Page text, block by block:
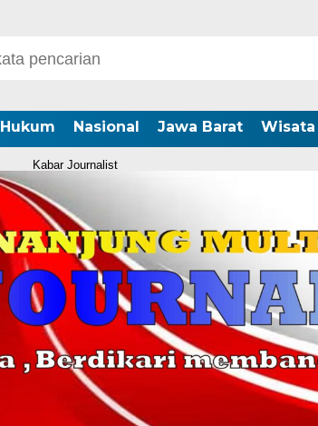
Hukum Nasional Jawa Barat Wisata
Kabar Journalist